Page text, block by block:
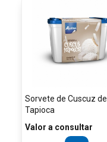
Sorvete de Cuscuz de
Tapioca
Valor a consultar